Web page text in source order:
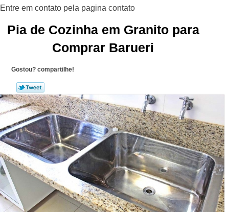
Pia de Cozinha em Granito para
Comprar Barueri
Gostou? compartilhe!